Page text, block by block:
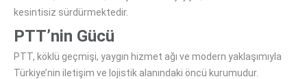
kesintisiz sürdürmektedir.
PTT’nin Gücü
PTT, köklü geçmişi, yaygın hizmet ağı ve modern yaklaşımıyla
Türkiye’nin iletişim ve lojistik alanındaki öncü kurumudur.